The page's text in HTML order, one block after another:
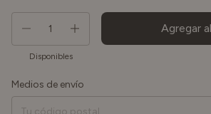
Disponibles
Entregas para el CP:
Medios de envío